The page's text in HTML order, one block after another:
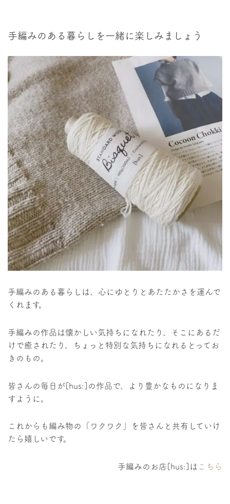
手編みのある暮らしを一緒に楽しみましょう
手編みのある暮らしは、心にゆとりとあたたかさを運んで
くれます。
手編みの作品は懐かしい気持ちになれたり、そこにあるだ
けで癒されたり、ちょっと特別な気持ちになれるとってお
きのもの。
皆さんの毎日が[hus:]の作品で、より豊かなものになりま
すように。
これからも編み物の「ワクワク」を皆さんと共有していけ
たら嬉しいです。
手編みのお店[hus:]は こちら